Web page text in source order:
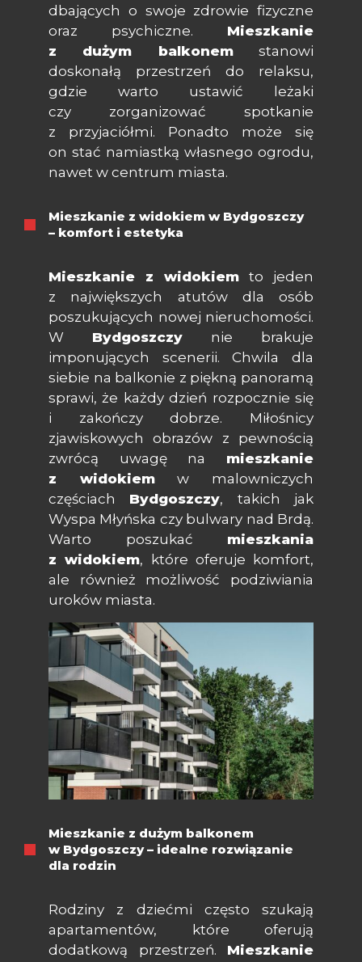
dbających o swoje zdrowie fizyczne
oraz psychiczne. Mieszkanie
z dużym balkonemstanowi
doskonałą przestrzeń do relaksu,
gdzie warto ustawić leżaki
czy zorganizować spotkanie
z przyjaciółmi. Ponadto może się
on stać namiastką własnego ogrodu,
nawet w centrum miasta.
Mieszkanie z widokiem w Bydgoszczy
– komfort i estetyka
Mieszkanie z widokiem to jeden
z największych atutów dla osób
poszukujących nowej nieruchomości.
W Bydgoszczy nie brakuje
imponujących scenerii. Chwila dla
siebie na balkonie z piękną panoramą
sprawi, że każdy dzień rozpocznie się
i zakończy dobrze. Miłośnicy
zjawiskowych obrazów z pewnością
zwrócą uwagę na mieszkanie
z widokiemw malowniczych
częściach Bydgoszczy, takich jak
Wyspa Młyńska czy bulwary nad Brdą.
Warto poszukać mieszkania
z widokiem, które oferuje komfort,
ale również możliwość podziwiania
uroków miasta.
Mieszkanie z dużym balkonem
w Bydgoszczy – idealne rozwiązanie
dla rodzin
Rodziny z dziećmi często szukają
apartamentów, które oferują
dodatkową przestrzeń. Mieszkanie